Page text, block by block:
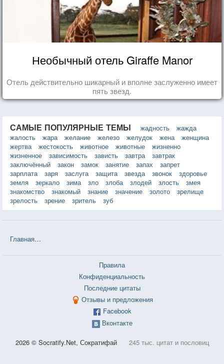
Необычный отель Giraffe Manor
Отель действительно шикарный и вполне заслуженно имеет
пять звезд.
САМЫЕ ПОПУЛЯРНЫЕ ТЕМЫ жадность
жажда
жалость
жара желание железо желудок жена
женщина
жертва
жестокость животное животные
жизненно
жизненное
зависимость зависть завтра
завтрак
заключённый
закон замок занятие запах
запрет
зарплата
заря заслуга защита звезда звонок
здоровье
земля
зеркало зима зло злоба злодей злость
змея
знакомство
знакомый знание значение золото
зрелище
зрелость
зрение зритель зуб
Главная
Правила
Конфиденциальность
Последние цитаты
Отзывы и предложения
Facebook
Вконтакте
2026 © Socratify.Net, Сократифай 245 тыс. цитат и пословиц